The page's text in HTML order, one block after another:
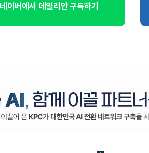
네이버에서 데일리안 구독하기